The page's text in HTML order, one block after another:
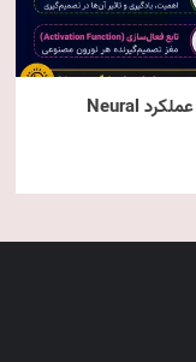
شبکه عصبی چیست؟ آموزش کامل ساختار و عملکرد Neural